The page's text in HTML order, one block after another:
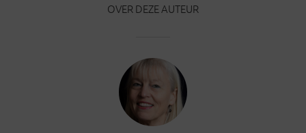
OVER DEZE AUTEUR